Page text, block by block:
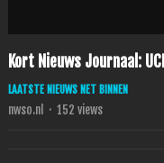
Kort Nieuws Journaal:
LAATSTE NIEUWS NET BINNEN
nwso.nl · 152 views